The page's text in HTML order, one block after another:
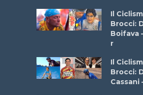
Il
Brocci:
Boifava
r
Il
Brocci:
Cassani